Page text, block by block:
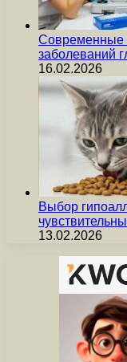
Современные
заболеваний
16.02.2026
Выбор
13.02.2026